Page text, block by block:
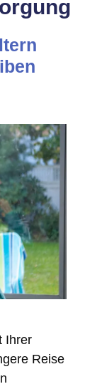
Ihrer
Reise